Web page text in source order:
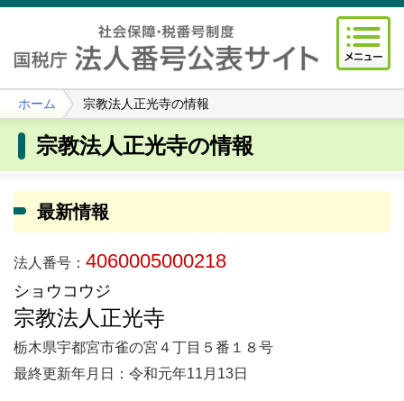
ホーム 宗教法人正光寺の情報
宗教法人正光寺の情報
最新情報
法人番号： 4060005000218
ショウコウジ
宗教法人正光寺
栃木県宇都宮市雀の宮４丁目５番１８号
最終更新年月日：令和元年11月13日